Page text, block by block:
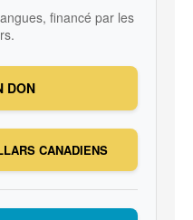
financé par les
DON
CANADIENS